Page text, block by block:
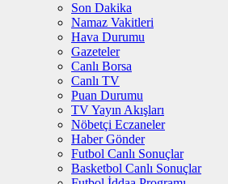
Son Dakika
Namaz Vakitleri
Hava Durumu
Gazeteler
Canlı Borsa
Canlı TV
Puan Durumu
TV Yayın Akışları
Nöbetçi Eczaneler
Haber Gönder
Futbol Canlı Sonuçlar
Basketbol Canlı Sonuçlar